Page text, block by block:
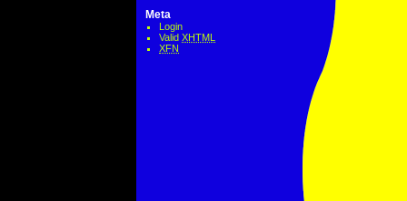
Meta
Login
Valid XHTML
XFN